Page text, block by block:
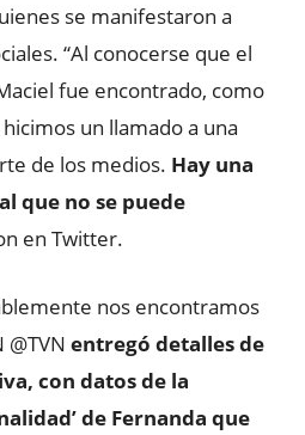
se manifestaron a
“Al conocerse que el
fue encontrado, como
un llamado a una
de los medios. Hay una
que no se puede
en Twitter.
nos encontramos
entregó detalles de
con datos de la
de Fernanda que